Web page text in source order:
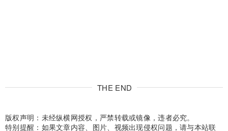
THE END
版权声明：未经纵横网授权，严禁转载或镜像，违者必究。
特别提醒：如果文章内容、图片、视频出现侵权问题，请与本站联